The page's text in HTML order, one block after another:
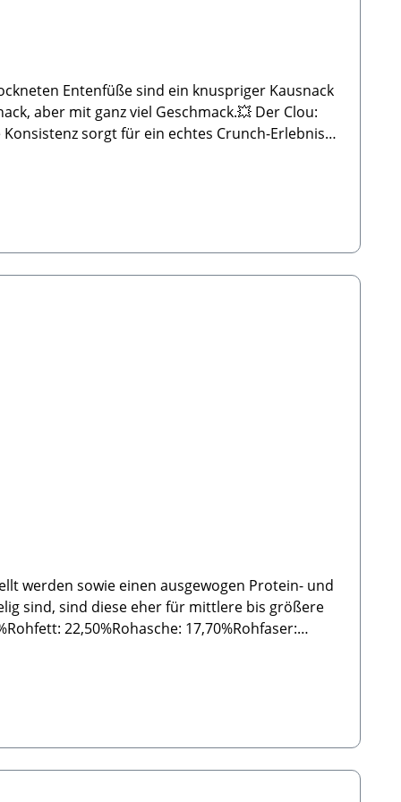
Entenfüße sind ein knuspriger Kausnack
aber mit ganz viel Geschmack.💥 Der Clou:
sorgt für ein echtes Crunch-Erlebnis
Größe und Gewicht sich sehr
werden sowie einen ausgewogen Protein- und
sind, sind diese eher für mittlere bis größere
handelt. Dies sind Naturelle Produkte und
für Hunde 🐾Bitte